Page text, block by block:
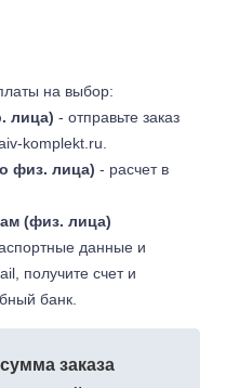
на выбор:
лица) - отправьте заказ
komplekt.ru
физ. лица) - расчет в
(физ. лица)
данные и
получите счет и
банк.
заказа